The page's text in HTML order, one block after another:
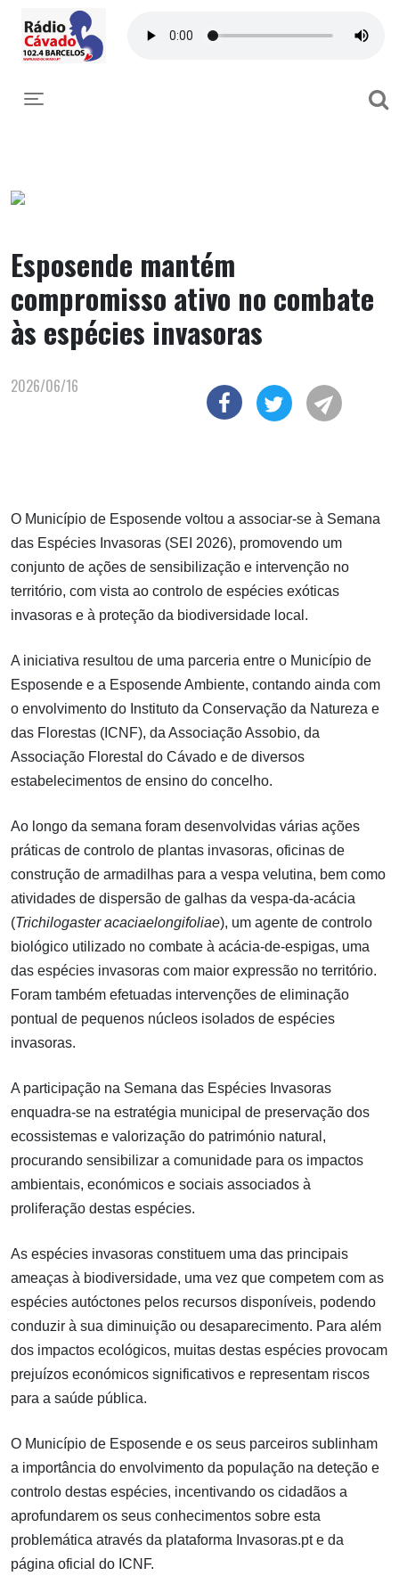
Toggle navigation
Esposende mantém
compromisso ativo no combate
às espécies invasoras
2026/06/16
O Município de Esposende voltou a associar-se à Semana
das Espécies Invasoras (SEI 2026), promovendo um
conjunto de ações de sensibilização e intervenção no
território, com vista ao controlo de espécies exóticas
invasoras e à proteção da biodiversidade local.
A iniciativa resultou de uma parceria entre o Município de
Esposende e a Esposende Ambiente, contando ainda com
o envolvimento do Instituto da Conservação da Natureza e
das Florestas (ICNF), da Associação Assobio, da
Associação Florestal do Cávado e de diversos
estabelecimentos de ensino do concelho.
Ao longo da semana foram desenvolvidas várias ações
práticas de controlo de plantas invasoras, oficinas de
construção de armadilhas para a vespa velutina, bem como
atividades de dispersão de galhas da vespa-da-acácia
(Trichilogaster acaciaelongifoliae), um agente de controlo
biológico utilizado no combate à acácia-de-espigas, uma
das espécies invasoras com maior expressão no território.
Foram também efetuadas intervenções de eliminação
pontual de pequenos núcleos isolados de espécies
invasoras.
A participação na Semana das Espécies Invasoras
enquadra-se na estratégia municipal de preservação dos
ecossistemas e valorização do património natural,
procurando sensibilizar a comunidade para os impactos
ambientais, económicos e sociais associados à
proliferação destas espécies.
As espécies invasoras constituem uma das principais
ameaças à biodiversidade, uma vez que competem com as
espécies autóctones pelos recursos disponíveis, podendo
conduzir à sua diminuição ou desaparecimento. Para além
dos impactos ecológicos, muitas destas espécies provocam
prejuízos económicos significativos e representam riscos
para a saúde pública.
O Município de Esposende e os seus parceiros sublinham
a importância do envolvimento da população na deteção e
controlo destas espécies, incentivando os cidadãos a
aprofundarem os seus conhecimentos sobre esta
problemática através da plataforma Invasoras.pt e da
página oficial do ICNF.